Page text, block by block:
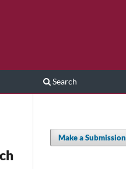
Search
Make a Submission